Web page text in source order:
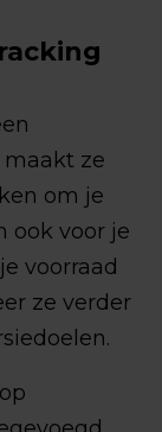
maakt ze
om je
ook voor je
voorraad
ze verder